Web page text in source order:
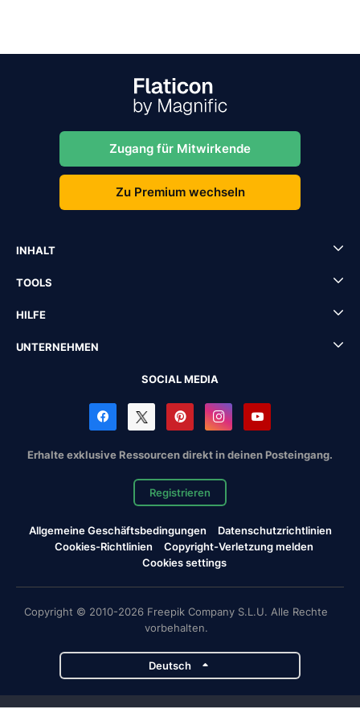
Zugang für Mitwirkende
Zu Premium wechseln
INHALT
TOOLS
HILFE
UNTERNEHMEN
SOCIAL MEDIA
Erhalte exklusive Ressourcen direkt in deinen Posteingang.
Registrieren
Allgemeine Geschäftsbedingungen
Datenschutzrichtlinien
Cookies-Richtlinien
Copyright-Verletzung melden
Cookies settings
Copyright © 2010-2026 Freepik Company S.L.U. Alle Rechte
vorbehalten.
Deutsch